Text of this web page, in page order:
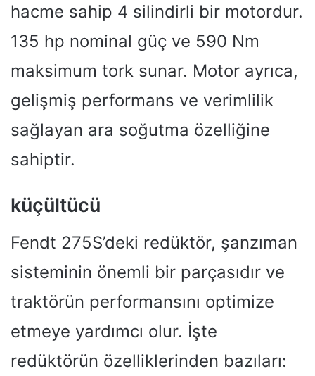
hacme sahip 4 silindirli bir motordur.
135 hp nominal güç ve 590 Nm
maksimum tork sunar. Motor ayrıca,
gelişmiş performans ve verimlilik
sağlayan ara soğutma özelliğine
sahiptir.
küçültücü
Fendt 275S’deki redüktör, şanzıman
sisteminin önemli bir parçasıdır ve
traktörün performansını optimize
etmeye yardımcı olur. İşte
redüktörün özelliklerinden bazıları: